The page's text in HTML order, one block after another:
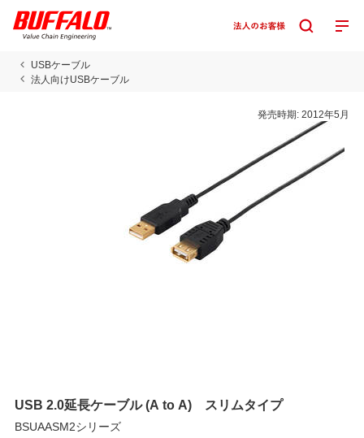
USBケーブル
法人向けUSBケーブル
発売時期:2012年5月
USB 2.0延長ケーブル (A to A) スリムタイプ
BSUAASM2シリーズ